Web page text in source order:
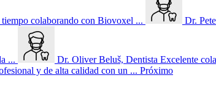
colaborando con Biovoxel ... Dr.
... Dr. Oliver Beluš, Dentista Excelente
y de alta calidad con un ... Próximo